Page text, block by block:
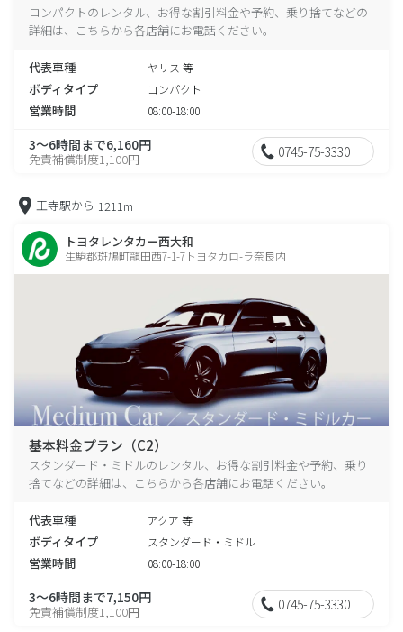
コンパクトのレンタル、お得な割引料金や予約、乗り捨てなどの
詳細は、こちらから各店舗にお電話ください。
代表車種 ヤリス 等
ボディタイプ コンパクト
営業時間 08:00-18:00
3～6時間まで6,160円
免責補償制度1,100円 0745-75-3330
王寺駅から 1211m
トヨタレンタカー西大和
生駒郡斑鳩町龍田西7-1-7トヨタカロ-ラ奈良内
基本料金プラン（C2）
スタンダード・ミドルのレンタル、お得な割引料金や予約、乗り
捨てなどの詳細は、こちらから各店舗にお電話ください。
代表車種 アクア 等
ボディタイプ スタンダード・ミドル
営業時間 08:00-18:00
3～6時間まで7,150円
免責補償制度1,100円 0745-75-3330